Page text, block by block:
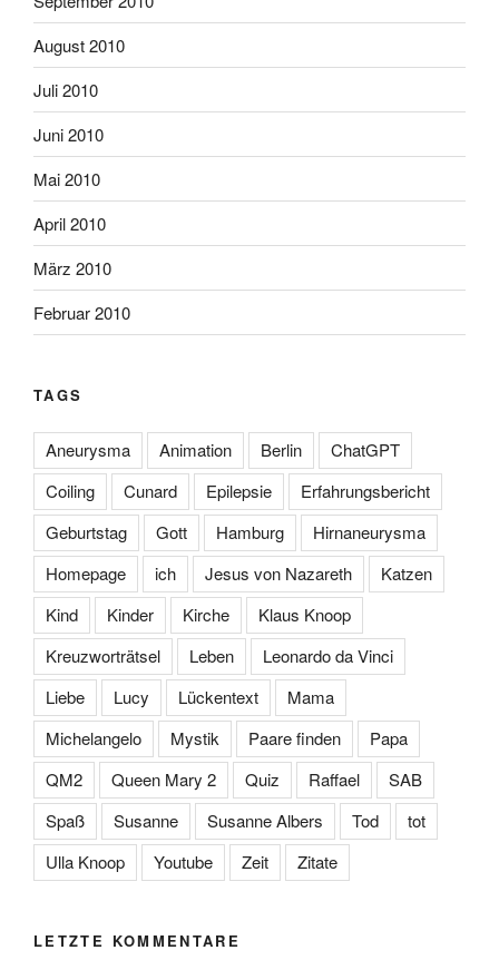
August 2010
Juli 2010
Juni 2010
Mai 2010
April 2010
März 2010
Februar 2010
TAGS
Aneurysma Animation Berlin
ChatGPT
Coiling
Cunard Epilepsie
Erfahrungsbericht
Geburtstag
Gott Hamburg
Hirnaneurysma
Homepage
ich Jesus von Nazareth
Katzen
Kind
Kinder Kirche
Klaus Knoop
Kreuzworträtsel
Leben
Leonardo da Vinci
Liebe
Lucy Lückentext
Mama
Michelangelo
Mystik Paare finden
Papa
QM2
Queen Mary 2 Quiz Raffael
SAB
Spaß
Susanne Susanne Albers Tod
tot
Ulla Knoop
Youtube Zeit Zitate
LETZTE KOMMENTARE